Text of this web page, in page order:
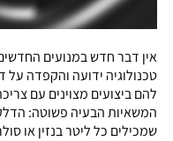
אין דבר חדש במנועים החדשים
טכנולוגיה ידועה והקפדה על
להם ביצועים מצוינים עם
המשאיות הבעיה פשוטה:
שמכילים כל ליטר בנזין או